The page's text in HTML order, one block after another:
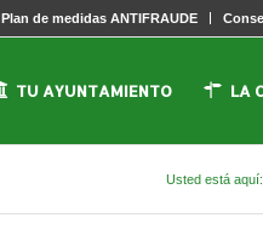
Plan de medidas ANTIFRAUDE
TU AYUNTAMIENTO LA
Usted está aquí: